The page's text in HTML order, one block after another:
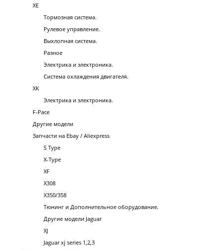
XE
Тормозная система.
Рулевое управление.
Выхлопная система.
Разное
Электрика и электроника.
Система охлаждения двигателя.
XK
Электрика и электроника.
F-Pace
Другие модели
Запчасти на Ebay / Aliexpress
S Type
X-Type
XF
X308
X350/358
Тюнинг и Дополнительное оборудование.
Другие модели Jaguar
XJ
Jaguar xj series 1,2,3